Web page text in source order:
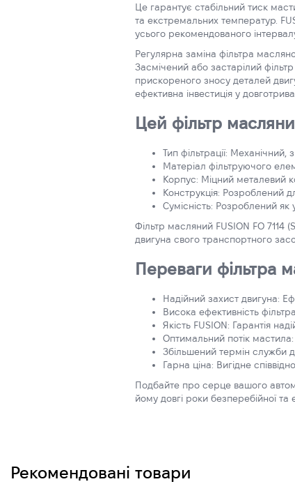
Це гарантує стабільний тиск
та екстремальних температур.
усього рекомендованого
Регулярна заміна фільтра
Засмічений або застарілий
прискореного зносу деталей
ефективна інвестиція у
Цей фільтр
Тип фільтрації:
Матеріал фільтруючого
Корпус: Міцний металевий
Конструкція: Розроблений
Сумісність: Розроблений
Фільтр масляний FUSION FO 7114
двигуна свого транспортного
Переваги фільтра
Надійний захист двигуна:
Висока ефективність
Якість FUSION: Гарантія
Оптимальний потік
Збільшений термін служби
Гарна ціна: Вигідне
Подбайте про серце вашого
йому довгі роки безперебійної та
Рекомендовані товари